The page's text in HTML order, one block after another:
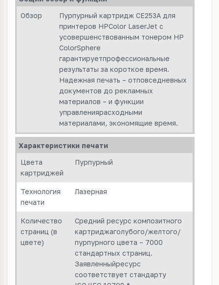
Обзор
Пурпурный картридж CE253A для
принтеров HPColor LaserJet с
усовершенствованным тонером HP
ColorSphere
гарантируетпрофессиональные
результаты за короткое время.
Надежная печать – отповседневных
документов до рекламных
материалов – и функции
управлениярасходными
материалами, экономящие время.
Характеристики печати
Цвета
картриджей
Пурпурный
Технология
печати
Лазерная
Количество
страниц (в
цвете)
Средний ресурс композитного
картриджаголубого/желтого/
пурпурного цвета – 7000
стандартных страниц.
Заявленныйресурс
соответствует стандарту